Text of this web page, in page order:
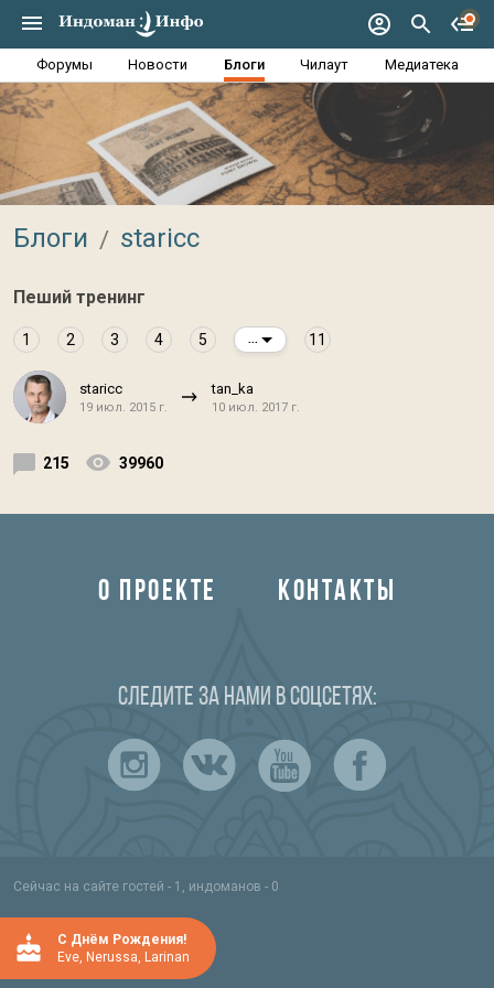
Форумы Новости Блоги Чилаут Медиатека
Блоги staricc
Пеший тренинг
1 2 3 4 5 ... 11
staricc
19 июл. 2015 г.
tan_ka
10 июл. 2017 г.
215 39960
О ПРОЕКТЕ КОНТАКТЫ
Следите за нами в соцсетях:
Сейчас на сайте гостей - 1, индоманов - 0
C Днём Рождения!
Eve, Nerussa, Larinan